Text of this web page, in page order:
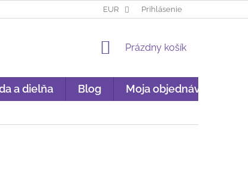
SPLÁTKY GARANCIA ORIGINALITY
EUR Prihlásenie
NÁKUPNÝ
Prázdny košík
a dielňa Blog Moja objednávka